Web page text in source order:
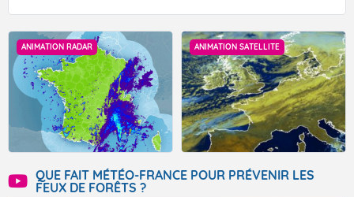
ANIMATION RADAR ANIMATION SATELLITE
QUE FAIT MÉTÉO-FRANCE POUR PRÉVENIR LES
FEUX DE FORÊTS ?